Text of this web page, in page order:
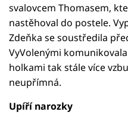
svalovcem Thomasem,
nastěhoval do postele.
Zdeňka se soustředila
VyVolenými
holkami tak stále více
neupřímná.
Upíří narozky